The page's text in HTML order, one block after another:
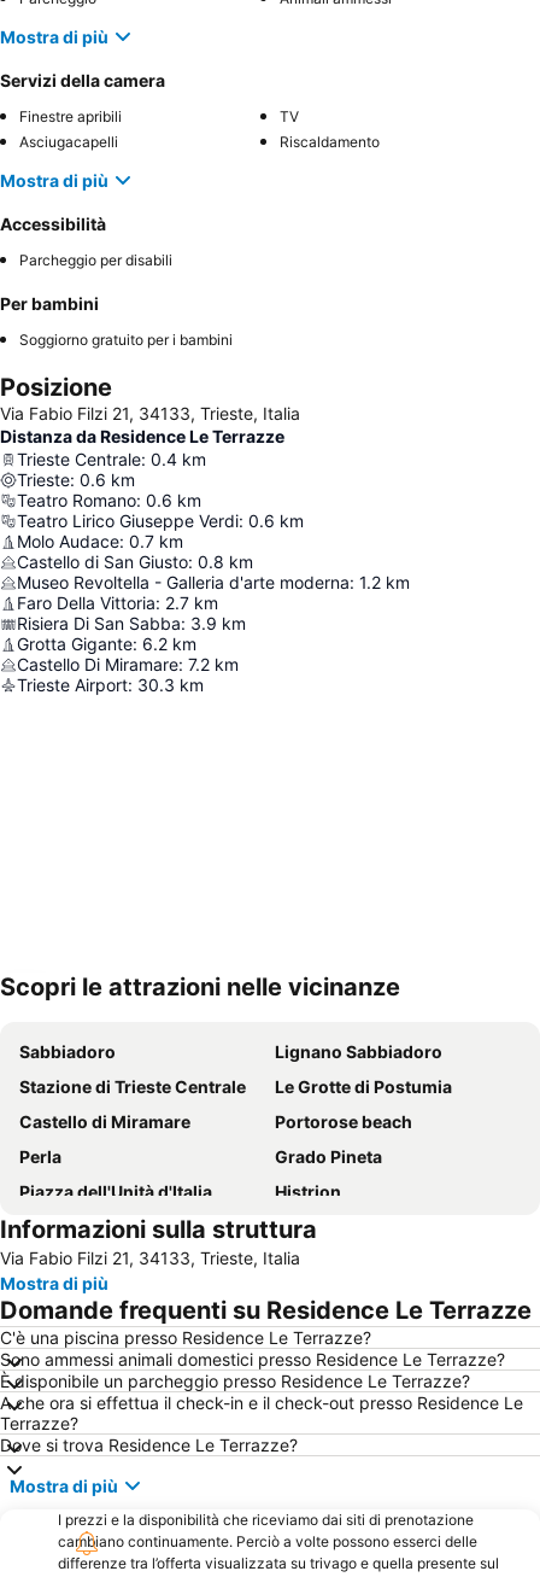
Mostra di più
Servizi della camera
Finestre apribili
TV
Asciugacapelli
Riscaldamento
Mostra di più
Accessibilità
Parcheggio per disabili
Per bambini
Soggiorno gratuito per i bambini
Posizione
Via Fabio Filzi 21, 34133, Trieste, Italia
Distanza da Residence Le Terrazze
Trieste Centrale: 0.4 km
Trieste: 0.6 km
Teatro Romano: 0.6 km
Teatro Lirico Giuseppe Verdi: 0.6 km
Molo Audace: 0.7 km
Castello di San Giusto: 0.8 km
Museo Revoltella - Galleria d'arte moderna: 1.2 km
Faro Della Vittoria: 2.7 km
Risiera Di San Sabba: 3.9 km
Grotta Gigante: 6.2 km
Castello Di Miramare: 7.2 km
Trieste Airport: 30.3 km
Espandi mappa
Scopri le attrazioni nelle vicinanze
Sabbiadoro
Lignano Sabbiadoro
Stazione di Trieste Centrale
Le Grotte di Postumia
Castello di Miramare
Portorose beach
Perla
Grado Pineta
Piazza dell'Unità d'Italia
Histrion
Trenovia Trieste-Opicina
Spiaggia Principale
Porto di Trieste
Aeroporto del Friuli Venezia Giulia
Campeggi
Park
Porto di Porec
Cattinara
Barcolana
Stadio Nereo Rocco
Costa Azzurra
Centro Storico di Pirano
Krka Strunjan
Poreč 24 hours
Sacrario di Redipuglia
Lignano Riviera Beach
Città Giardino
Informazioni sulla struttura
Via Fabio Filzi 21, 34133, Trieste, Italia
Mostra di più
Domande frequenti su Residence Le Terrazze
C'è una piscina presso Residence Le Terrazze?
Sono ammessi animali domestici presso Residence Le Terrazze?
È disponibile un parcheggio presso Residence Le Terrazze?
A che ora si effettua il check-in e il check-out presso Residence Le
Terrazze?
Dove si trova Residence Le Terrazze?
Mostra di più
I prezzi e la disponibilità che riceviamo dai siti di prenotazione
cambiano continuamente. Perciò a volte possono esserci delle
differenze tra l’offerta visualizzata su trivago e quella presente sul